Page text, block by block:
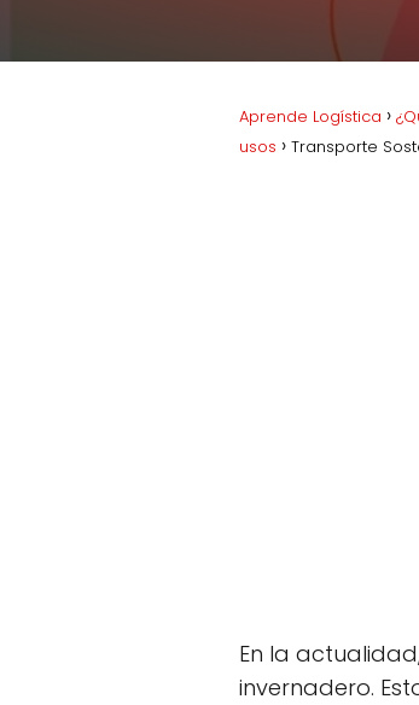
Aprende Logística
usos
Transporte
En la
invernadero.